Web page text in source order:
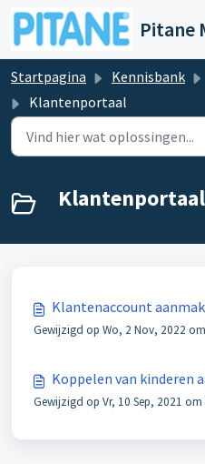
Doorgaan naar hoofdinhoud
Startpagina Kennisbank
Klantenportaal
Klantenaccount
Gewijzigd op Wo, 2 Nov, 2022
Koppelen van kinderen
Gewijzigd op Vr, 10 Sep, 2021 om